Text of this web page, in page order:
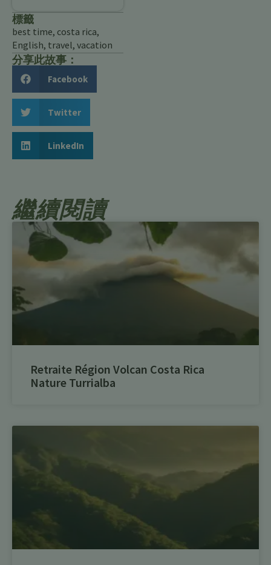
標籤
best time, costa rica,
English, travel, vacation
分享此故事：
Facebook
Twitter
LinkedIn
繼續閱讀
Retraite Région Volcan Costa Rica
Nature Turrialba